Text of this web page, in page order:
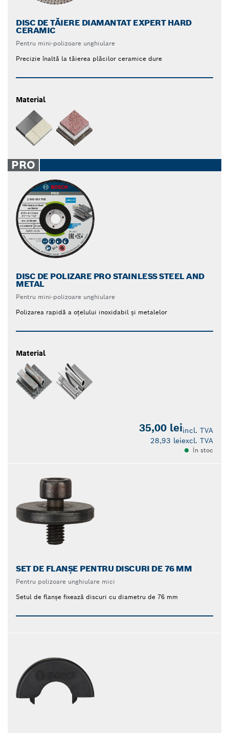
DISC DE TĂIERE DIAMANTAT EXPERT HARD
CERAMIC
Pentru mini-polizoare unghiulare
Precizie înaltă la tăierea plăcilor ceramice dure
Material
PRO
DISC DE POLIZARE PRO STAINLESS STEEL AND
METAL
Pentru mini-polizoare unghiulare
Polizarea rapidă a oțelului inoxidabil și metalelor
Material
35,00 leiincl. TVA
28,93 leiexcl. TVA
În stoc
SET DE FLANȘE PENTRU DISCURI DE 76 MM
Pentru polizoare unghiulare mici
Setul de flanșe fixează discuri cu diametru de 76 mm